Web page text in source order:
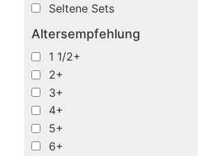
Seltene Sets
Altersempfehlung
1 1/2+
2+
3+
4+
5+
6+